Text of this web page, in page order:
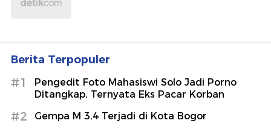
Berita Terpopuler
#1
Pengedit Foto Mahasiswi Solo Jadi Porno
Ditangkap, Ternyata Eks Pacar Korban
#2 Gempa M 3,4 Terjadi di Kota Bogor